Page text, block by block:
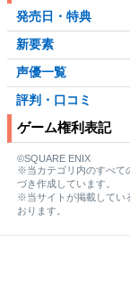
発売日・特典
新要素
声優一覧
評判・口コミ
ゲーム権利表記
©SQUARE ENIX
※当カテゴリ内のすべて
づき作成しています。
※当サイトが掲載してい
おります。